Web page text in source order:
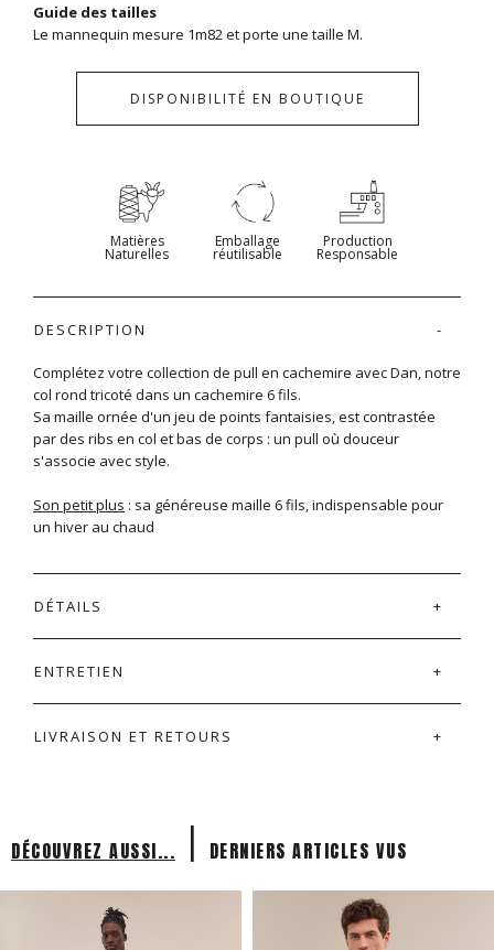
Guide des tailles
Le mannequin mesure 1m82 et porte une taille M.
DISPONIBILITÉ EN BOUTIQUE
Matières
Naturelles
Emballage
réutilisable
Production
Responsable
DESCRIPTION
Complétez votre collection de pull en cachemire avec Dan, notre
col rond tricoté dans un cachemire 6 fils.
Sa maille ornée d'un jeu de points fantaisies, est contrastée
par des ribs en col et bas de corps : un pull où douceur
s'associe avec style.
Son petit plus : sa généreuse maille 6 fils, indispensable pour
un hiver au chaud
DÉTAILS
ENTRETIEN
LIVRAISON ET RETOURS
DÉCOUVREZ AUSSI... | DERNIERS ARTICLES VUS